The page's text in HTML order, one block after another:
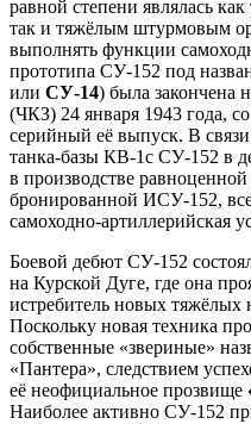
равной степени являлась
так и тяжёлым штурмовым
выполнять функции
прототипа СУ-152 под
или СУ-14) была закончена
(ЧКЗ) 24 января 1943 года,
серийный её выпуск. В
танка-базы КВ-1с СУ-152 в
в производстве
бронированной ИСУ-152,
самоходно-артиллерийская
Боевой дебют СУ-152
на Курской Дуге, где она
истребитель новых
Поскольку новая техника
собственные «звериные»
«Пантера», следствием
её неофициальное прозвище
Наиболее активно СУ-152